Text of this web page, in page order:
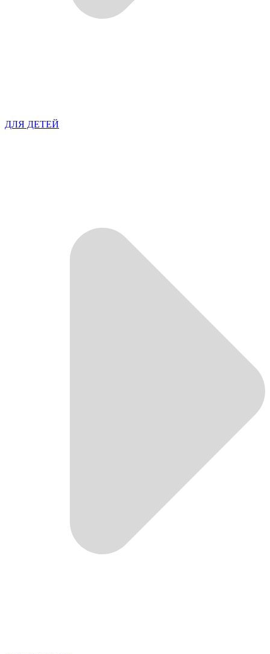
ДЛЯ ДЕТЕЙ